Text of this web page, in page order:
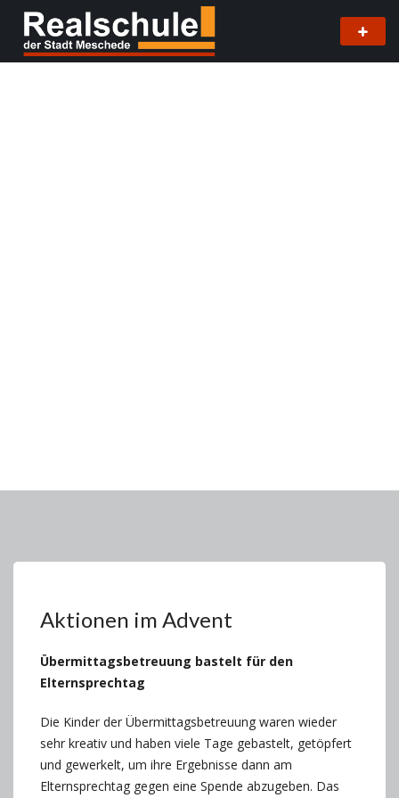
Aktionen im Advent
Übermittagsbetreuung bastelt für den
Elternsprechtag
Die Kinder der Übermittagsbetreuung waren wieder
sehr kreativ und haben viele Tage gebastelt, getöpfert
und gewerkelt, um ihre Ergebnisse dann am
Elternsprechtag gegen eine Spende abzugeben. Das